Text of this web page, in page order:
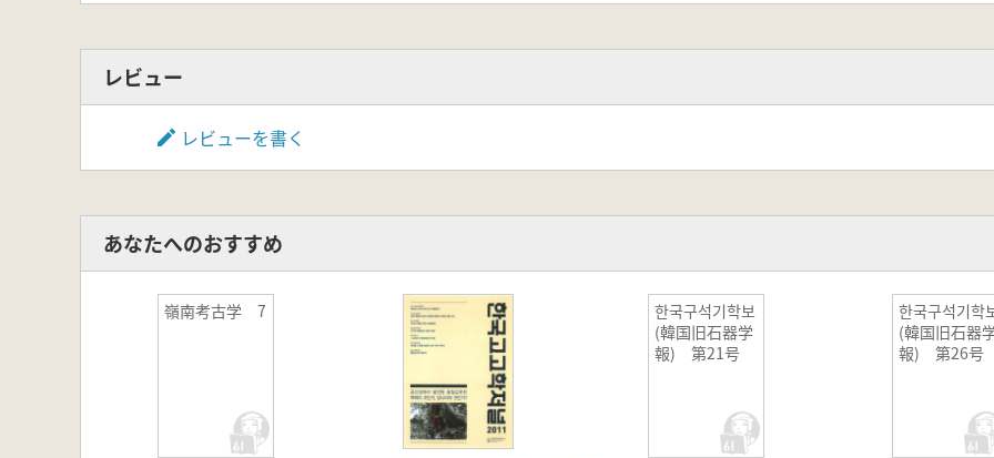
レビュー
レビューを書く
あなたへのおすすめ
嶺南考古学 7
한국구석기학보
(韓国旧石器学
報) 第21号
한국구석기학
(韓国旧石器
報) 第26号